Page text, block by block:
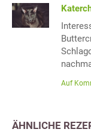
Auf
ÄHNLICHE